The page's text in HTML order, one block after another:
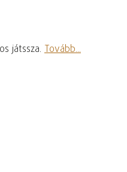
játssza. Tovább...